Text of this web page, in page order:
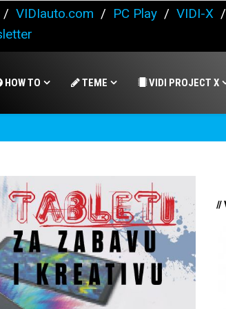
/ VIDIauto.com / PC Play / VIDI-X
HOW TO TEME VIDI PROJECT X
//